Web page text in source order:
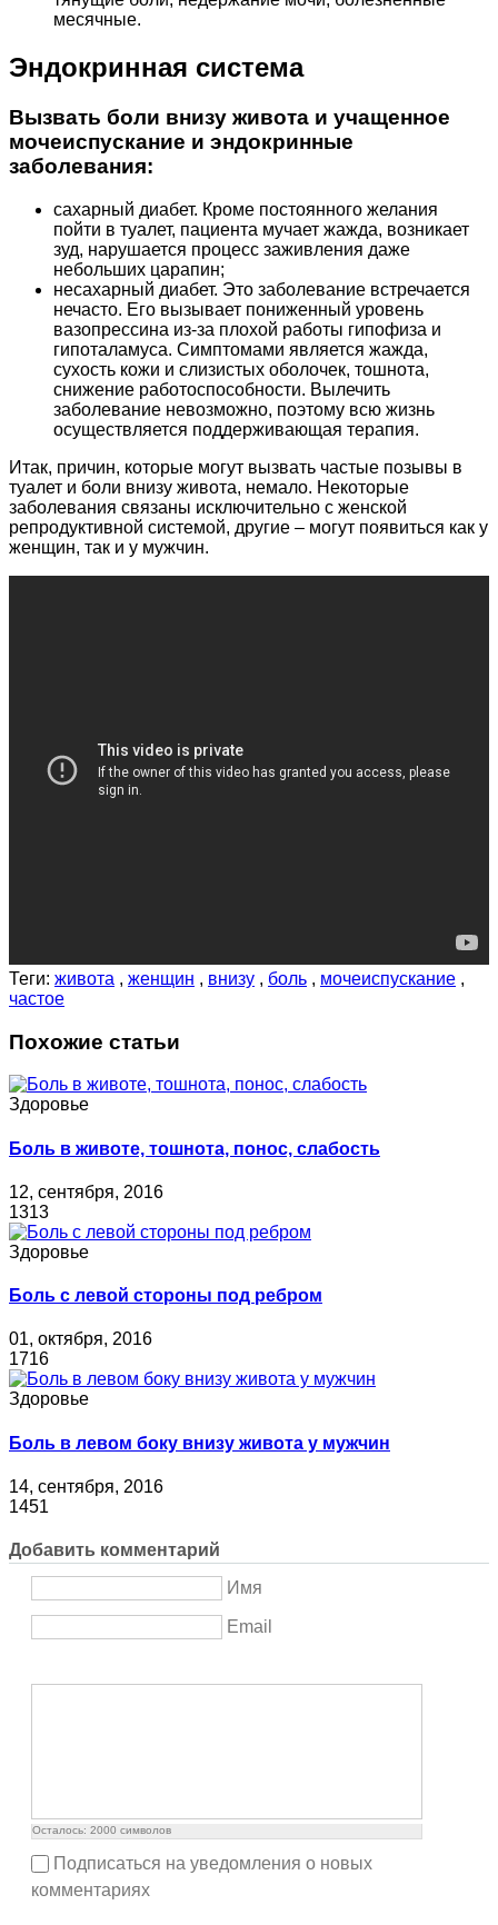
месячные.
Эндокринная система
Вызвать боли внизу живота и учащенное
мочеиспускание и эндокринные
заболевания:
сахарный диабет. Кроме постоянного желания
пойти в туалет, пациента мучает жажда, возникает
зуд, нарушается процесс заживления даже
небольших царапин;
несахарный диабет. Это заболевание встречается
нечасто. Его вызывает пониженный уровень
вазопрессина из-за плохой работы гипофиза и
гипоталамуса. Симптомами является жажда,
сухость кожи и слизистых оболочек, тошнота,
снижение работоспособности. Вылечить
заболевание невозможно, поэтому всю жизнь
осуществляется поддерживающая терапия.
Итак, причин, которые могут вызвать частые позывы в
туалет и боли внизу живота, немало. Некоторые
заболевания связаны исключительно с женской
репродуктивной системой, другие – могут появиться как у
женщин, так и у мужчин.
Теги: живота , женщин , внизу , боль , мочеиспускание ,
частое
Похожие статьи
Здоровье
Боль в животе, тошнота, понос, слабость
12, сентября, 2016
1313
Здоровье
Боль с левой стороны под ребром
01, октября, 2016
1716
Здоровье
Боль в левом боку внизу живота у мужчин
14, сентября, 2016
1451
Добавить комментарий
Имя
Email
Осталось: 2000 символов
Подписаться на уведомления о новых
комментариях